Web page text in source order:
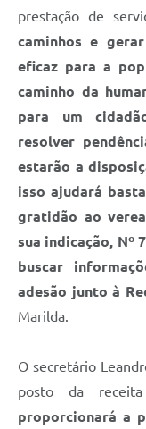
prestação de
caminhos e
eficaz para a
caminho da
para um
resolver
estarão a
isso ajudará
gratidão ao
sua indicação, Nº
buscar
adesão junto à
Marilda.
O secretário
posto da
proporcionará a